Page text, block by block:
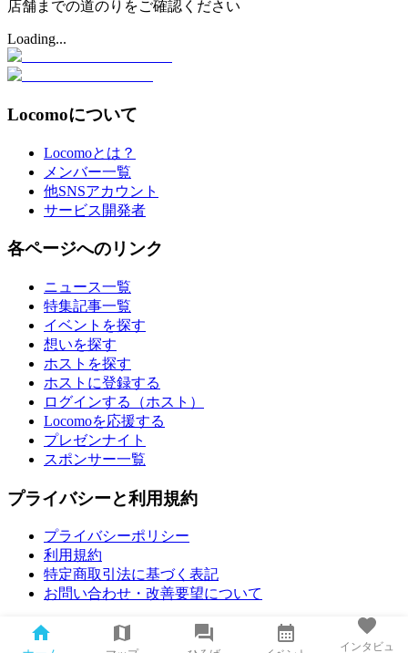
店舗までの道のりをご確認ください
Loading...
Locomoについて
Locomoとは？
メンバー一覧
他SNSアカウント
サービス開発者
各ページへのリンク
ニュース一覧
特集記事一覧
イベントを探す
想いを探す
ホストを探す
ホストに登録する
ログインする（ホスト）
Locomoを応援する
プレゼンナイト
スポンサー一覧
プライバシーと利用規約
プライバシーポリシー
利用規約
特定商取引法に基づく表記
お問い合わせ・改善要望について
インタビュ